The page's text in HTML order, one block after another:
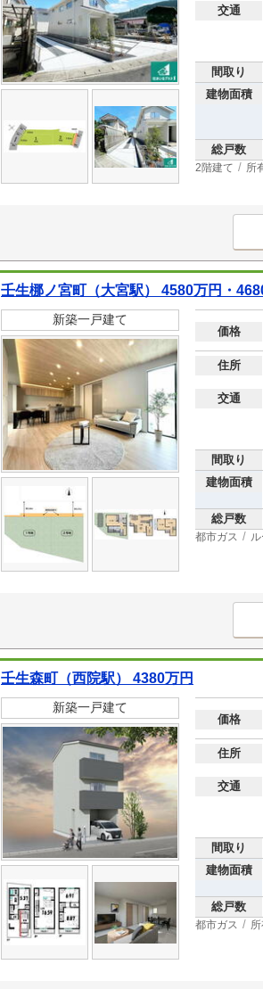
交通
間取り
建物面積
総戸数
2階建て 所
壬生梛ノ宮町（大宮駅） 4580万円・
新築一戸建て
価格
住所
交通
間取り
建物面積
総戸数
都市ガス
壬生森町（西院駅） 4380万円
新築一戸建て
価格
住所
交通
間取り
建物面積
総戸数
都市ガス